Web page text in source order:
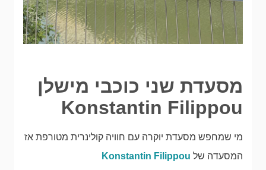
מסעדת שני כוכבי מישלן
Konstantin Filippou
מי שמחפש מסעדת יוקרה עם חוויה קולינרית מטורפת אז
המסעדה של Konstantin Filippou